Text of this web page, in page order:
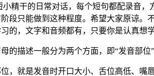
小精干的日常对话，每个短句都配录音
段只能做到这种程度。希望大家原谅。
的，文字和音频都有，只要你是认真想
的描述一般分为两个方面，即“发音部位
，就是发音时开口大小、舌位高低、嘴